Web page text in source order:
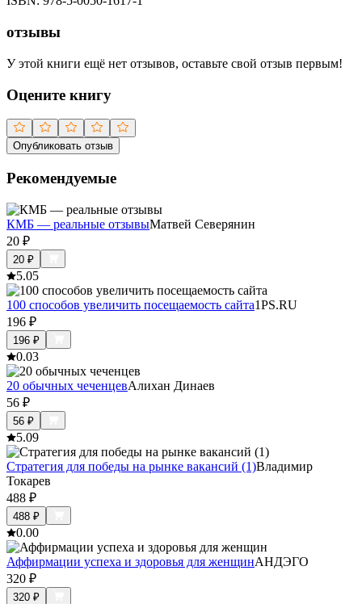
отзывы
У этой книги ещё нет отзывов, оставьте свой отзыв первым!
Оцените книгу
Опубликовать отзыв
Рекомендуемые
КМБ — реальные отзывыМатвей Северянин
20 ₽
20 ₽
5.05
100 способов увеличить посещаемость сайта1PS.RU
196 ₽
196 ₽
0.03
20 обычных чеченцевАлихан Динаев
56 ₽
56 ₽
5.09
Стратегия для победы на рынке вакансий (1)Владимир
Токарев
488 ₽
488 ₽
0.00
Аффирмации успеха и здоровья для женщинАНДЭГО
320 ₽
320 ₽